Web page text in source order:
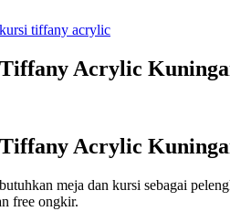
tiffany acrylic
Acrylic
Acrylic
meja dan kursi sebagai
free ongkir.